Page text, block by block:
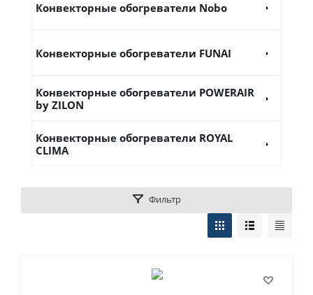
Конвекторные обогреватели Nobo
Конвекторные обогреватели FUNAI
Конвекторные обогреватели POWERAIR
by ZILON
Конвекторные обогреватели ROYAL
CLIMA
Фильтр